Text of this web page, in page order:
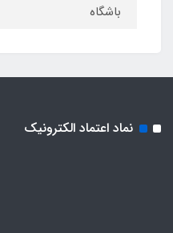
باشگاه
نماد اعتماد الکترونیک